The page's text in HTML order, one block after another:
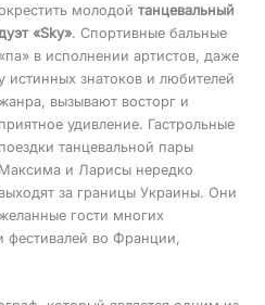
молодойтанцевальный
«Sky». Спортивные бальные
«па» в исполнении артистов, даже
истинных знатоков и любителей
вызывают восторг и
приятное удивление. Гастрольные
поездки танцевальной пары
Максима и Ларисы нередко
выходят за границы Украины. Они
гости многих
во Франции,